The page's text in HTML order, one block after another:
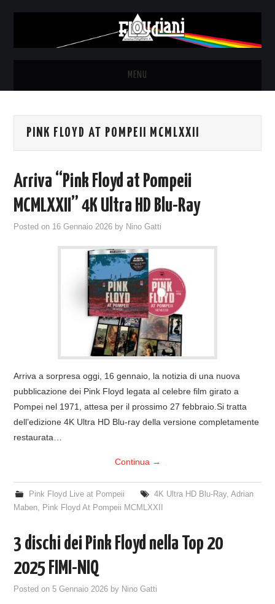
MENU
NEWS
SYD BARRETT – ALLE SOGLIE
DELL’ALBA
DISCOGRAFIA
LINKS
CONTATTI
POLICY/COOKIES
PINK FLOYD AT POMPEII MCMLXXII
Arriva “Pink Floyd at Pompeii
MCMLXXII” 4K Ultra HD Blu-Ray
Posted on 16 Gennaio 2026 by Nino Gatti
Arriva a sorpresa oggi, 16 gennaio, la notizia di una nuova
pubblicazione dei Pink Floyd legata al celebre film girato a
Pompei nel 1971, attesa per il prossimo 27 febbraio.Si tratta
dell’edizione 4K Ultra HD Blu-ray della versione completamente
restaurata…
Continua →
Pink Floyd Live at Pompeii 4K Ultra HD Blu-Ray, Adrian
Maben, Pink Floyd At Pompeii MCMLXXII
3 dischi dei Pink Floyd nella Top 20
2025 FIMI-NIQ
Posted on5 Gennaio 2026 by Nino Gatti